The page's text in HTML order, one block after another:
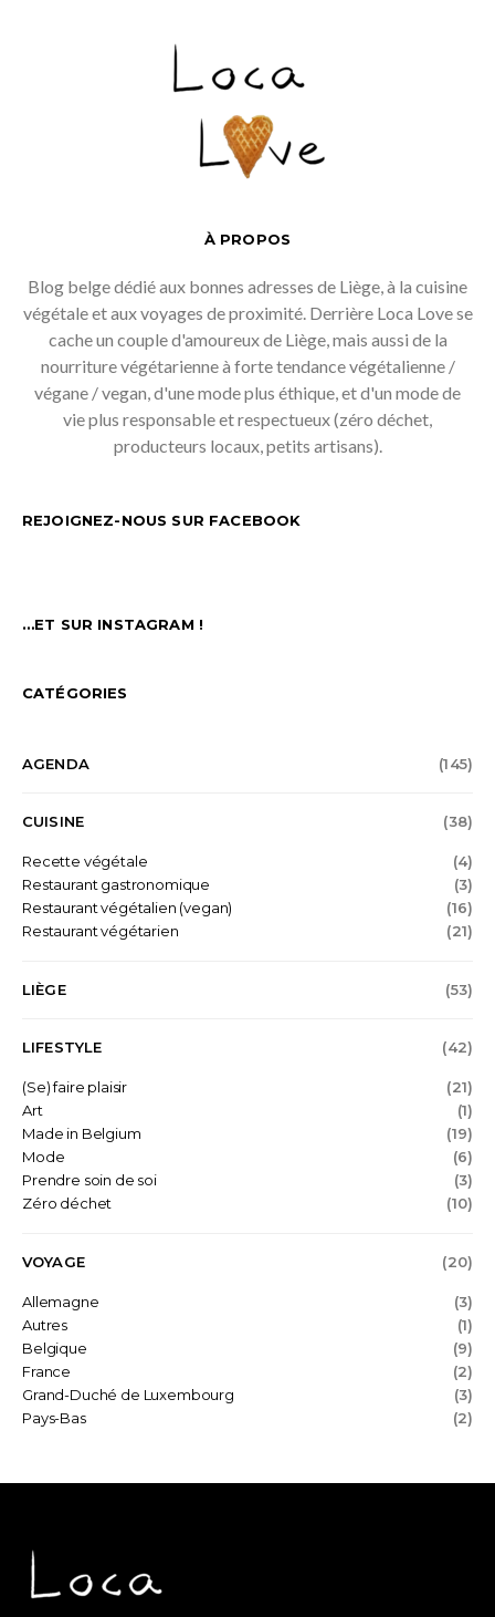
À PROPOS
Blog belge dédié aux bonnes adresses de Liège, à la cuisine
végétale et aux voyages de proximité. Derrière Loca Love se
cache un couple d'amoureux de Liège, mais aussi de la
nourriture végétarienne à forte tendance végétalienne /
végane / vegan, d'une mode plus éthique, et d'un mode de
vie plus responsable et respectueux (zéro déchet,
producteurs locaux, petits artisans).
REJOIGNEZ-NOUS SUR FACEBOOK
…ET SUR INSTAGRAM !
CATÉGORIES
AGENDA (145)
CUISINE (38)
Recette végétale
(4)
Restaurant gastronomique
(3)
Restaurant végétalien (vegan)
(16)
Restaurant végétarien
(21)
LIÈGE (53)
LIFESTYLE (42)
(Se) faire plaisir
(21)
Art
(1)
Made in Belgium
(19)
Mode
(6)
Prendre soin de soi
(3)
Zéro déchet
(10)
VOYAGE (20)
Allemagne
(3)
Autres
(1)
Belgique
(9)
France
(2)
Grand-Duché de Luxembourg
(3)
Pays-Bas
(2)